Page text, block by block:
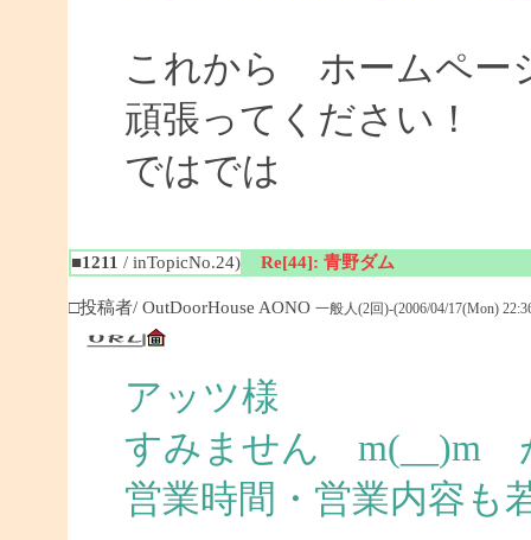
これから ホームペー
頑張ってください！
ではでは
■1211 / inTopicNo.24) Re[44]: 青野ダム
□投稿者/ OutDoorHouse AONO 一般人(2回)-(2006/04/17(Mon)
アッツ様
すみません m(__)m
営業時間・営業内容も